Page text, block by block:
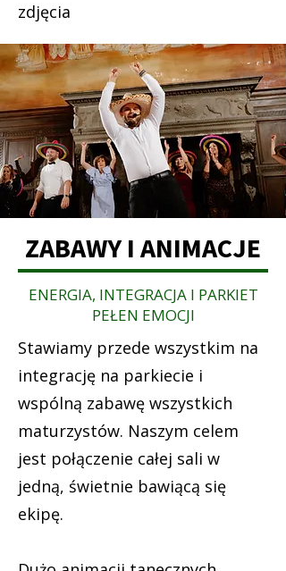
zdjęcia
ZABAWY I ANIMACJE
ENERGIA, INTEGRACJA I PARKIET
PEŁEN EMOCJI
​Stawiamy przede wszystkim na
integrację na parkiecie i
wspólną zabawę wszystkich
maturzystów. Naszym celem
jest połączenie całej sali w
jedną, świetnie bawiącą się
ekipę.